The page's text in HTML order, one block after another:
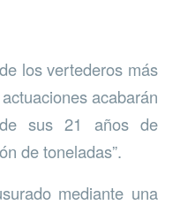
los vertederos más
acabarán
sus 21 años de
de toneladas”.
mediante una